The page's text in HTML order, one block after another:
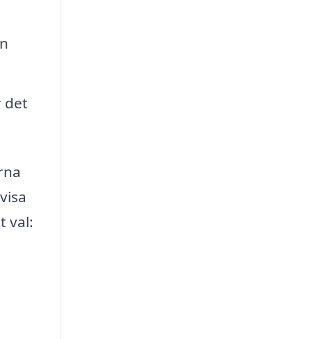
det
val: